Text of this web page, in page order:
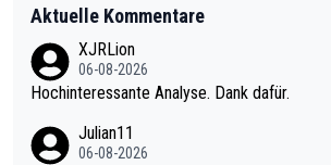
Aktuelle Kommentare
XJRLion
06-08-2026
Hochinteressante Analyse. Dank dafür.
Julian11
06-08-2026